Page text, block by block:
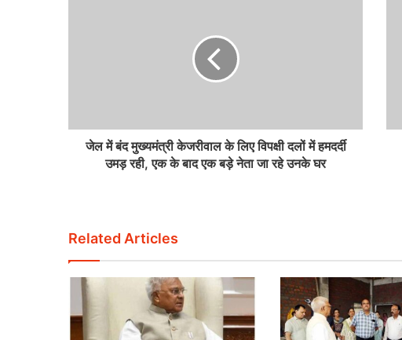
जेल में बंद मुख्यमंत्री केजरीवाल के लिए विपक्षी दलों में हमदर्दी
उमड़ रही, एक के बाद एक बड़े नेता जा रहे उनके घर
Related Articles